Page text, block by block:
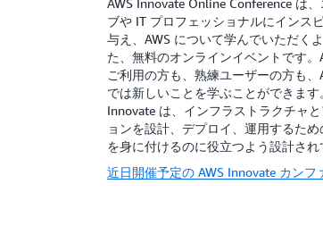
AWS Innovate Online Conference は
ブや IT プロフェッショナルにインス
与え、AWS について学んでいただく
た、無料のオンラインイベントです。
ご利用の方も、熟練ユーザーの方も、
では新しいことを学ぶことができます
Innovate は、インフラストラクチャ
ョンを設計、デプロイ、運用するた
を身に付けるのに役立つよう設計され
近日開催予定の AWS Innovate カンフ